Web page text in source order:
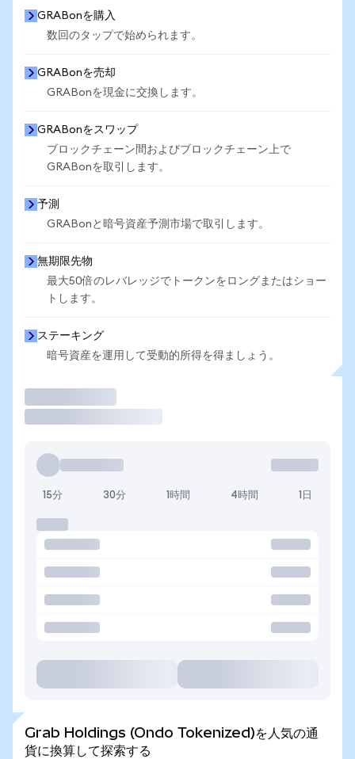
GRABonを購入
数回のタップで始められます。
GRABonを売却
GRABonを現金に交換します。
GRABonをスワップ
ブロックチェーン間およびブロックチェーン上で
GRABonを取引します。
予測
GRABonと暗号資産予測市場で取引します。
無期限先物
最大50倍のレバレッジでトークンをロングまたはショー
トします。
ステーキング
暗号資産を運用して受動的所得を得ましょう。
15分 30分 1時間 4時間 1日
Grab Holdings (Ondo Tokenized)を人気の通
貨に換算して探索する